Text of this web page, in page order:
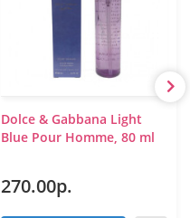
Dolce & Gabbana Light
Blue Pour Homme, 80 ml
270.00р.